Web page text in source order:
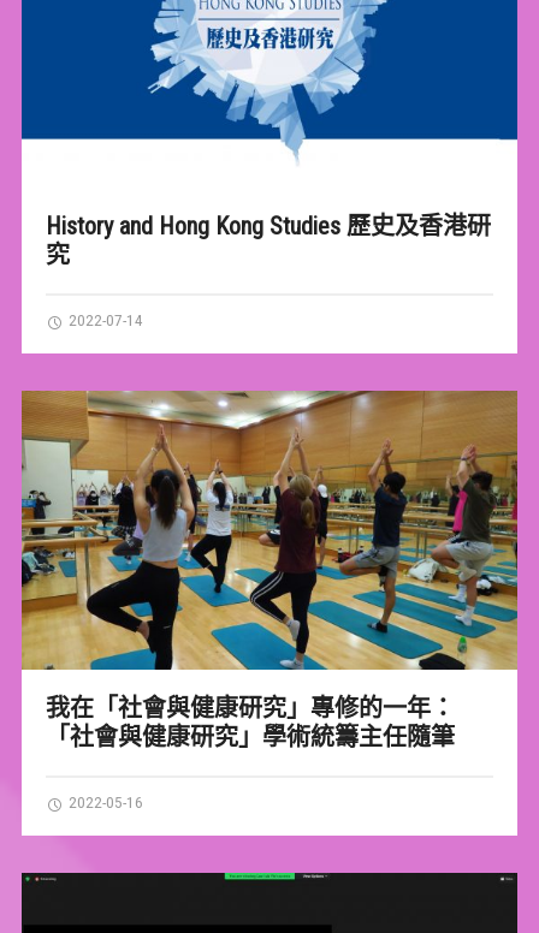
History and Hong Kong Studies 歷史及香港研
究
2022-07-14
我在「社會與健康研究」專修的一年：
「社會與健康研究」學術統籌主任隨筆
2022-05-16